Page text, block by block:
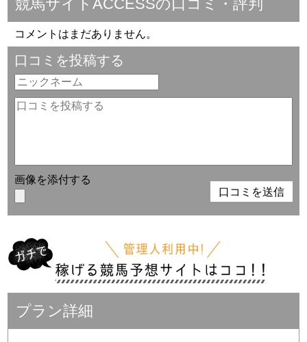
競馬サイトACCESSの口コミ・評判
コメントはまだありません。
口コミを投稿する
画像を添付する
プラン詳細